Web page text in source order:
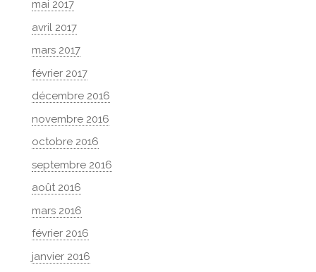
mai 2017
avril 2017
mars 2017
février 2017
décembre 2016
novembre 2016
octobre 2016
septembre 2016
août 2016
mars 2016
février 2016
janvier 2016